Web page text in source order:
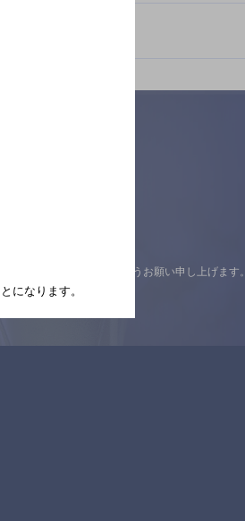
の上ご来店くださいますようお願い申し上げます。
になります。